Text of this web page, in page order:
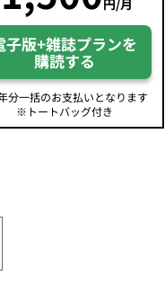
子版+雑誌プランを
購読する
分一括のお支払いとなります
※トートバッグ付き